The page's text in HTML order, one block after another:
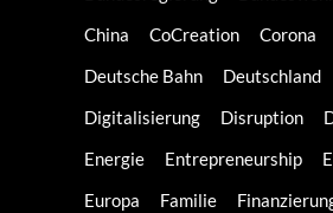
China
CoCreation Corona
Deutsche Bahn
Deutschland
Digitalisierung
Disruption
Energie
Entrepreneurship
Europa
Familie